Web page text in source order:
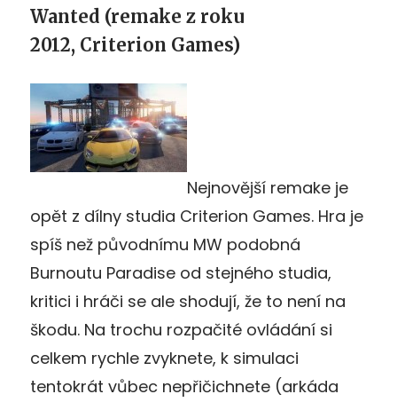
Wanted (remake z roku
2012, Criterion Games)
Nejnovější remake je
opět z dílny studia Criterion Games. Hra je
spíš než původnímu MW podobná
Burnoutu Paradise od stejného studia,
kritici i hráči se ale shodují, že to není na
škodu. Na trochu rozpačité ovládání si
celkem rychle zvyknete, k simulaci
tentokrát vůbec nepřičichnete (arkáda